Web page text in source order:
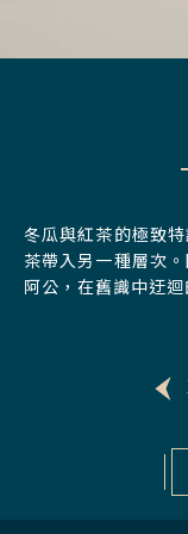
冬瓜與紅茶的極致
茶帶入另一種層次
阿公，在舊識中迂